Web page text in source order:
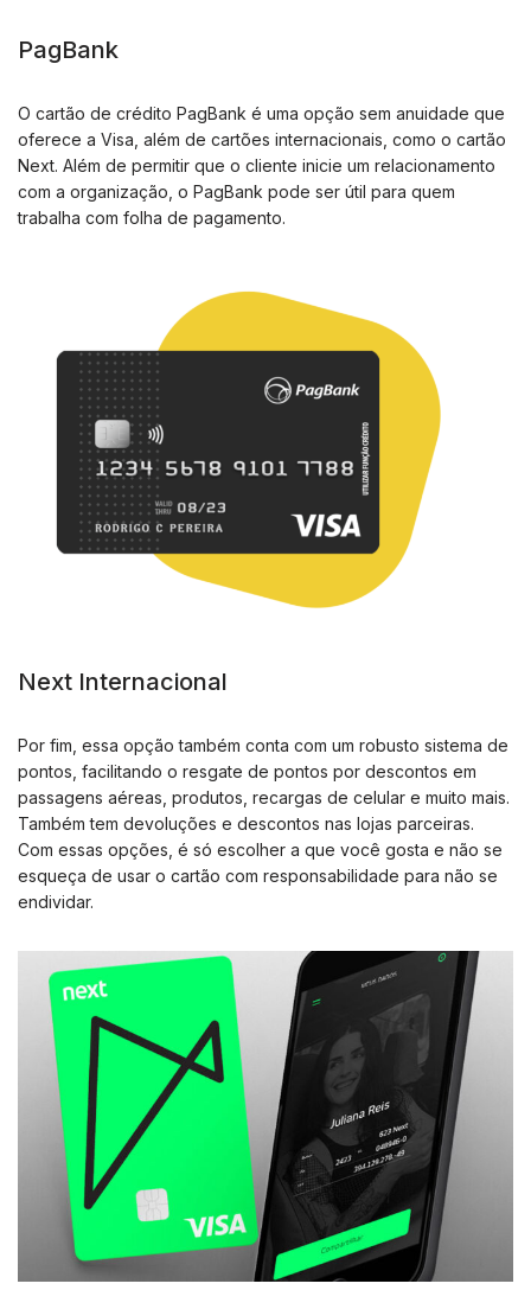
PagBank
O cartão de crédito PagBank é uma opção sem anuidade que
oferece a Visa, além de cartões internacionais, como o cartão
Next. Além de permitir que o cliente inicie um relacionamento
com a organização, o PagBank pode ser útil para quem
trabalha com folha de pagamento.
Next Internacional
Por fim, essa opção também conta com um robusto sistema de
pontos, facilitando o resgate de pontos por descontos em
passagens aéreas, produtos, recargas de celular e muito mais.
Também tem devoluções e descontos nas lojas parceiras.
Com essas opções, é só escolher a que você gosta e não se
esqueça de usar o cartão com responsabilidade para não se
endividar.